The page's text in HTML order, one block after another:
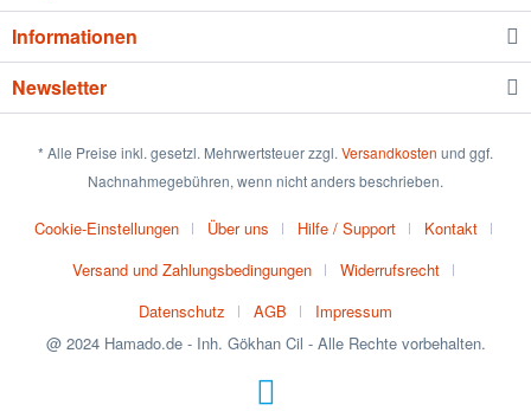
Informationen
Newsletter
* Alle Preise inkl. gesetzl. Mehrwertsteuer zzgl. Versandkosten und ggf.
Nachnahmegebühren, wenn nicht anders beschrieben.
Cookie-Einstellungen Über uns Hilfe / Support
Kontakt
Versand und Zahlungsbedingungen
Widerrufsrecht
Datenschutz
AGB
Impressum
@ 2024 Hamado.de - Inh. Gökhan Cil - Alle Rechte vorbehalten.